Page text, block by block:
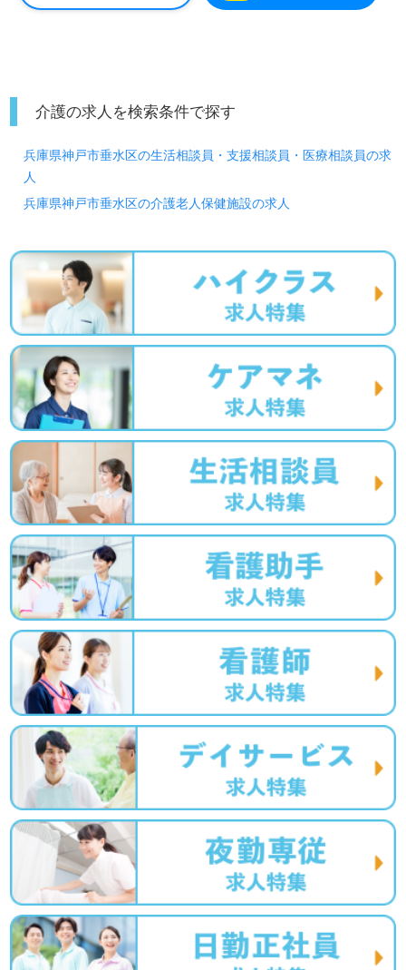
介護の求人を検索条件で探す
兵庫県神戸市垂水区の生活相談員・支援相談員・医療相談員の求
人
兵庫県神戸市垂水区の介護老人保健施設の求人